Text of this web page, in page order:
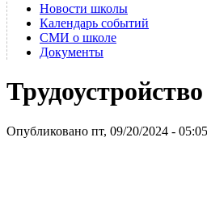
Новости школы
Календарь событий
СМИ о школе
Документы
Трудоустройство
Опубликовано пт, 09/20/2024 -